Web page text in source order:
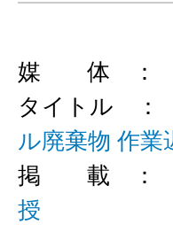
媒 体 ： 「
タイトル
ル廃棄物 作業
掲 載 ： 工
授